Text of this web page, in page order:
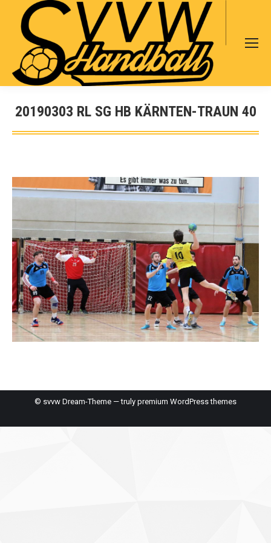
Search:
20190303 RL SG HB KÄRNTEN-TRAUN 40
Sie befinden sich hier:
© svvw Dream-Theme — truly premium WordPress themes